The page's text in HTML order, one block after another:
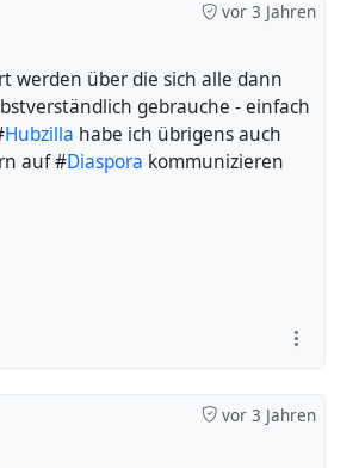
vor 3 Jahren
werden über die sich alle dann
gebrauche - einfach
Hubzilla habe ich übrigens auch
auf #Diaspora kommunizieren
vor 3 Jahren